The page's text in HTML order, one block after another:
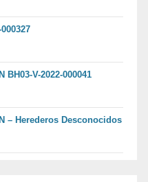
BH03-V-2022-000041
– Herederos Desconocidos